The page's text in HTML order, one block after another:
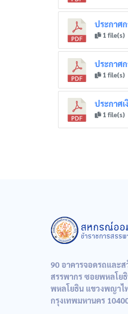
ประกาศก
1 file(s)
ประกาศ
1 file(s)
ประกาศ
1 file(s)
90 อาคารจอดรถและ
สรรพากร ซอยพหลโย
พหลโยธิน แขวงพญาไ
กรุงเทพมหานคร